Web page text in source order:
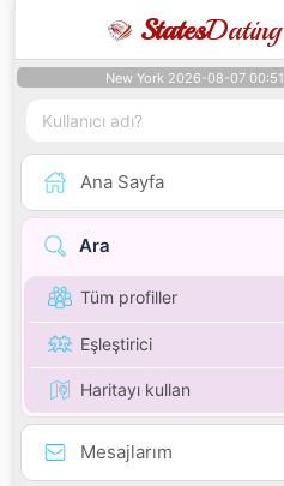
StatesDating
New York 2026-08-07 00:51
Ana Sayfa
Ara
Tüm profiller
Eşleştirici
Haritayı kullan
Mesajlarım